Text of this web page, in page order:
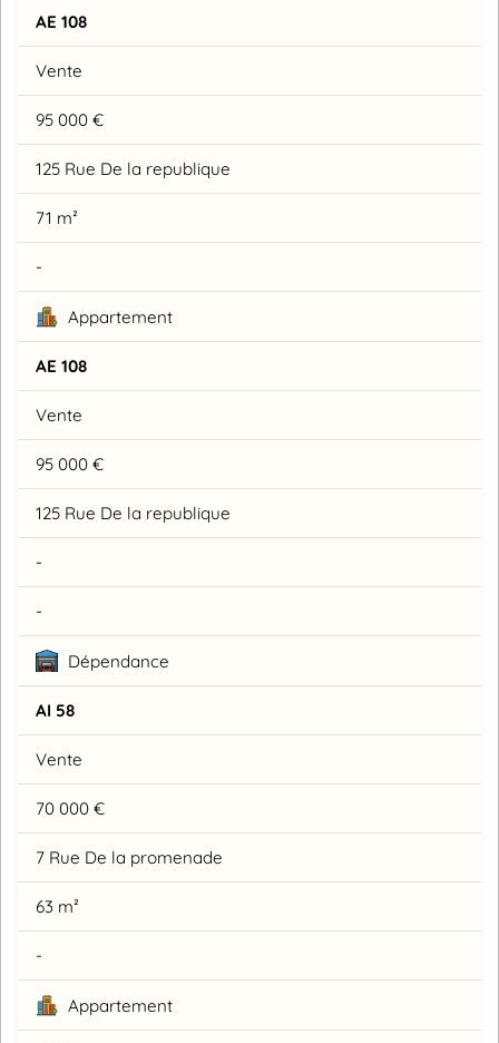
AE 108
Vente
95 000 €
125 Rue De la republique
71 m²
-
Appartement
AE 108
Vente
95 000 €
125 Rue De la republique
-
-
Dépendance
AI 58
Vente
70 000 €
7 Rue De la promenade
63 m²
-
Appartement